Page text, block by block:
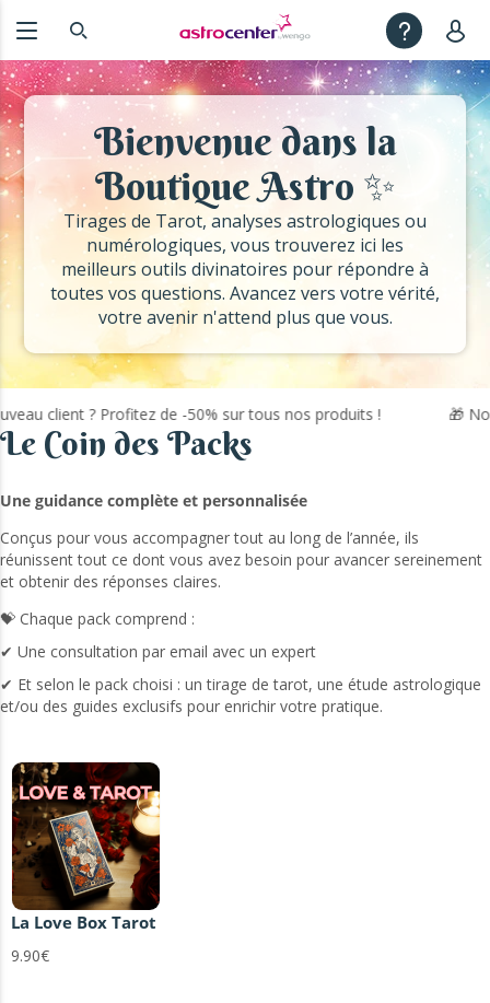
Bienvenue dans la
Boutique Astro ✨
Tirages de Tarot, analyses astrologiques ou
numérologiques, vous trouverez ici les
meilleurs outils divinatoires pour répondre à
toutes vos questions. Avancez vers votre vérité,
votre avenir n'attend plus que vous.
client ? Profitez de -50% sur tous nos produits ! 🎁
Le Coin des Packs
Une guidance complète et personnalisée
Conçus pour vous accompagner tout au long de l’année, ils
réunissent tout ce dont vous avez besoin pour avancer sereinement
et obtenir des réponses claires.
💝 Chaque pack comprend :
✔ Une consultation par email avec un expert
✔ Et selon le pack choisi : un tirage de tarot, une étude astrologique
et/ou des guides exclusifs pour enrichir votre pratique.
La Love Box Tarot
9.90€